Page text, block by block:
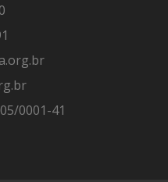
0001-41